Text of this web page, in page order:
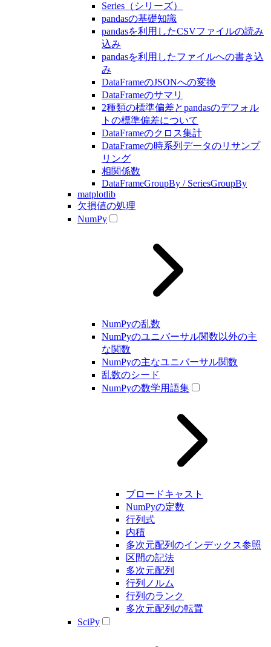
Series（シリーズ）
pandasの基礎知識
pandasを利用したCSVファイルの読み
込み
pandasを利用したファイルへの書き込
み
DataFrameのJSONへの変換
DataFrameのサマリ
2種類の標準偏差とpandasのデフォル
トの標準偏差について
DataFrameのクロス集計
DataFrameの時系列データのリサンプ
リング
相関係数
DataFrameGroupBy / SeriesGroupBy
matplotlib
欠損値の処理
NumPy
NumPyの乱数
NumPyのユニバーサル関数以外の主
な関数
NumPyの主なユニバーサル関数
乱数のシード
NumPyの数学用語集
ブロードキャスト
NumPyの定数
行列式
内積
多次元配列のインデックス参照
区間の記法
多次元配列
行列ノルム
行列のランク
多次元配列の転置
SciPy